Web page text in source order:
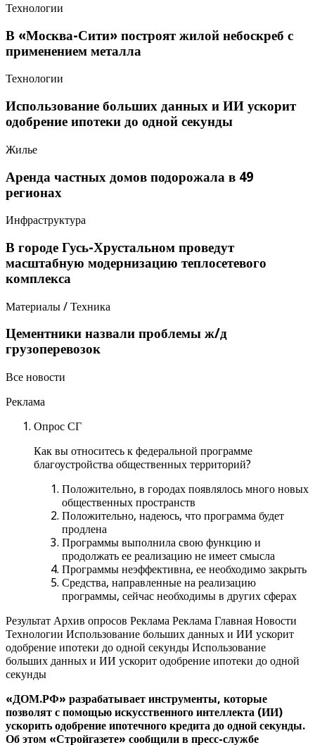
Технологии
В «Москва-Сити» построят жилой небоскреб с
применением металла
Технологии
Использование больших данных и ИИ ускорит
одобрение ипотеки до одной секунды
Жилье
Аренда частных домов подорожала в 49
регионах
Инфраструктура
В городе Гусь-Хрустальном проведут
масштабную модернизацию теплосетевого
комплекса
Материалы / Техника
Цементники назвали проблемы ж/д
грузоперевозок
Все новости
Реклама
Опрос СГ
Как вы относитесь к федеральной программе
благоустройства общественных территорий?
Положительно, в городах появлялось много новых
общественных пространств
Положительно, надеюсь, что программа будет
продлена
Программы выполнила свою функцию и
продолжать ее реализацию не имеет смысла
Программы неэффективна, ее необходимо закрыть
Средства, направленные на реализацию
программы, сейчас необходимы в других сферах
Результат Архив опросов Реклама Реклама Главная Новости
Технологии Использование больших данных и ИИ ускорит
одобрение ипотеки до одной секунды Использование
больших данных и ИИ ускорит одобрение ипотеки до одной
секунды
«ДОМ.РФ» разрабатывает инструменты, которые
позволят с помощью искусственного интеллекта (ИИ)
ускорить одобрение ипотечного кредита до одной секунды.
Об этом «Стройгазете» сообщили в пресс-службе